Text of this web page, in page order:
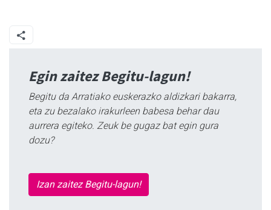
Egin zaitez Begitu-lagun!
Begitu da Arratiako euskerazko aldizkari bakarra,
eta zu bezalako irakurleen babesa behar dau
aurrera egiteko. Zeuk be gugaz bat egin gura
dozu?
Izan zaitez Begitu-lagun!